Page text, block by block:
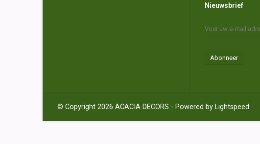
Nieuwsbrief
Abonneer
© Copyright 2026 ACACIA DECORS - Powered by Lightspeed